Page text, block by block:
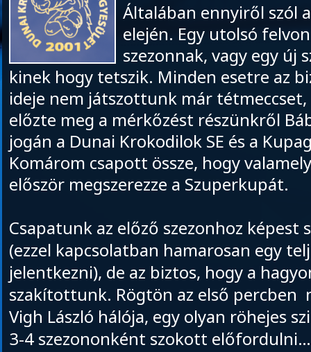
Általában ennyiről szól
elején. Egy utolsó
szezonnak, vagy egy új
kinek hogy tetszik. Minden esetre az
ideje nem játszottunk már tétmeccset,
előzte meg a mérkőzést részünkről
jogán a Dunai Krokodilok SE és a
Komárom csapott össze, hogy
először megszerezze a Szuperkupát.
Csapatunk az előző szezonhoz képest
(ezzel kapcsolatban hamarosan egy
jelentkezni), de az biztos, hogy a
szakítottunk. Rögtön az első percben
Vigh László hálója, egy olyan röhejes
3-4 szezononként szokott